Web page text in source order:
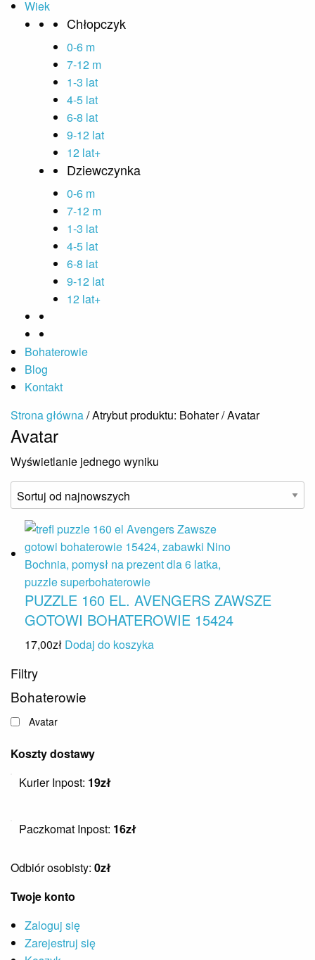
Wiek
Chłopczyk
0-6 m
7-12 m
1-3 lat
4-5 lat
6-8 lat
9-12 lat
12 lat+
Dziewczynka
0-6 m
7-12 m
1-3 lat
4-5 lat
6-8 lat
9-12 lat
12 lat+
Bohaterowie
Blog
Kontakt
Strona główna/ Atrybut produktu: Bohater / Avatar
Avatar
Wyświetlanie jednego wyniku
PUZZLE 160 EL. AVENGERS ZAWSZE
GOTOWI BOHATEROWIE 15424
17,00zł Dodaj do koszyka
Filtry
Bohaterowie
Avatar
Koszty dostawy
Kurier Inpost: 19zł
Paczkomat Inpost: 16zł
Odbiór osobisty: 0zł
Twoje konto
Zaloguj się
Zarejestruj się